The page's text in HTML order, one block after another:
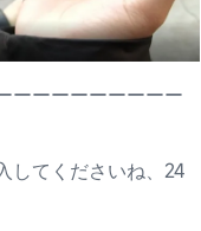
ーーーーーーーーー
してくださいね、24